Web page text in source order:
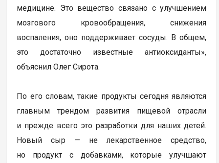
медицине. Это вещество связано с улучшением
мозгового кровообращения, снижения
воспаления, оно поддерживает сосуды. В общем,
это достаточно известные антиоксиданты»,
объяснил Олег Сирота.
По его словам, такие продукты сегодня являются
главным трендом развития пищевой отрасли
и прежде всего это разработки для наших детей.
Новый сыр — не лекарственное средство,
но продукт с добавками, которые улучшают